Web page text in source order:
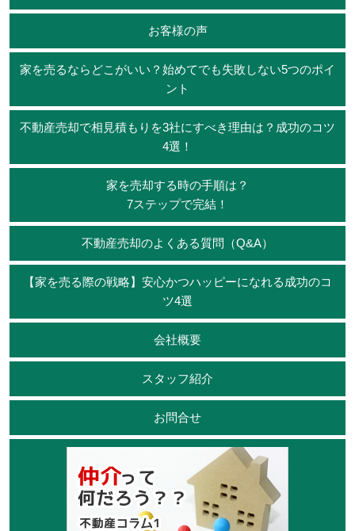
お客様の声
家を売るならどこがいい？始めてでも失敗しない5つのポイ
ント
不動産売却で相見積もりを3社にすべき理由は？成功のコツ
4選！
家を売却する時の手順は？
7ステップで完結！
不動産売却のよくある質問（Q&A）
【家を売る際の戦略】安心かつハッピーになれる成功のコ
ツ4選
会社概要
スタッフ紹介
お問合せ